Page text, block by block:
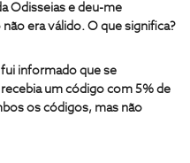
Odisseias e deu-me
era válido. O que significa?
informado que se
um código com 5% de
os códigos, mas não